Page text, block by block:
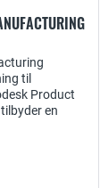
til
Product
en